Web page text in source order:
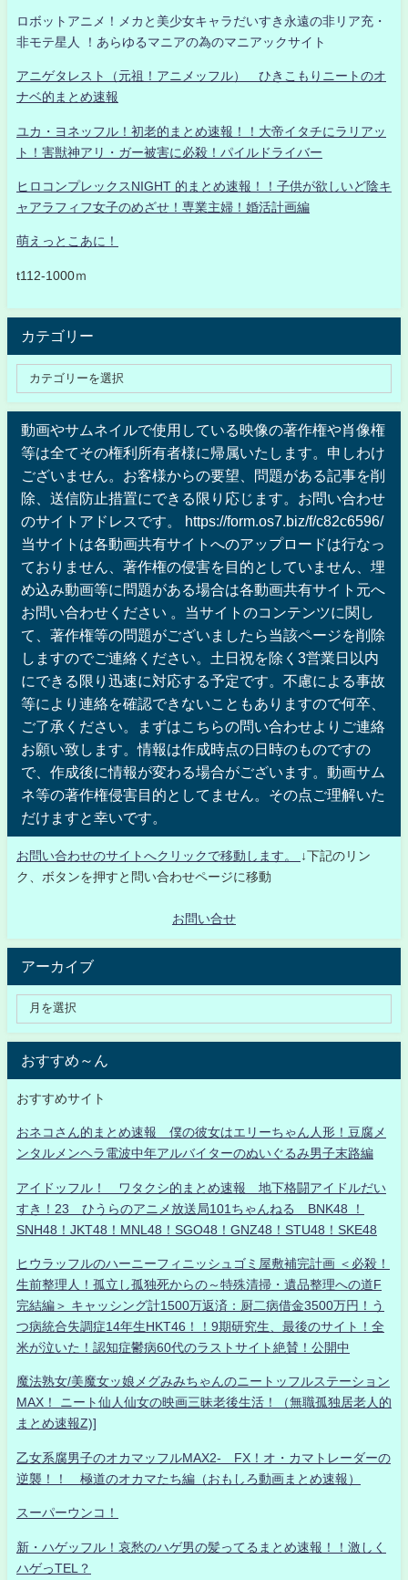
ロボットアニメ！メカと美少女キャラだいすき永遠の非リア充・
非モテ星人 ！あらゆるマニアの為のマニアックサイト
アニゲタレスト（元祖！アニメッフル） ひきこもりニートのオ
ナベ的まとめ速報
ユカ・ヨネッフル！初老的まとめ速報！！大帝イタチにラリアッ
ト！害獣神アリ・ガー被害に必殺！パイルドライバー
ヒロコンプレックスNIGHT 的まとめ速報！！子供が欲しいど陰キ
ャアラフィフ女子のめざせ！専業主婦！婚活計画編
萌えっとこあに！
t112-1000ｍ
カテゴリー
動画やサムネイルで使用している映像の著作権や肖像権
等は全てその権利所有者様に帰属いたします。申しわけ
ございません。お客様からの要望、問題がある記事を削
除、送信防止措置にできる限り応じます。お問い合わせ
のサイトアドレスです。 https://form.os7.biz/f/c82c6596/
当サイトは各動画共有サイトへのアップロードは行なっ
ておりません、著作権の侵害を目的としていません、埋
め込み動画等に問題がある場合は各動画共有サイト元へ
お問い合わせください 。当サイトのコンテンツに関し
て、著作権等の問題がございましたら当該ページを削除
しますのでご連絡ください。土日祝を除く3営業日以内
にできる限り迅速に対応する予定です。不慮による事故
等により連絡を確認できないこともありますので何卒、
ご了承ください。まずはこちらの問い合わせよりご連絡
お願い致します。情報は作成時点の日時のものですの
で、作成後に情報が変わる場合がございます。動画サム
ネ等の著作権侵害目的としてません。その点ご理解いた
だけますと幸いです。
お問い合わせのサイトへクリックで移動します。
↓下記のリン
ク、ボタンを押すと問い合わせページに移動
お問い合せ
アーカイブ
おすすめ～ん
おすすめサイト
おネコさん的まとめ速報 僕の彼女はエリーちゃん人形！豆腐メ
ンタルメンヘラ電波中年アルバイターのぬいぐるみ男子末路編
アイドッフル！ ワタクシ的まとめ速報 地下格闘アイドルだい
すき！23 ひうらのアニメ放送局101ちゃんねる BNK48 ！
SNH48！JKT48！MNL48！SGO48！GNZ48！STU48！SKE48
ヒウラッフルのハーニーフィニッシュゴミ屋敷補完計画 ＜必殺！
生前整理人！孤立し孤独死からの～特殊清掃・遺品整理への道F
完結編＞ キャッシング計1500万返済：厨二病借金3500万円！う
つ病統合失調症14年生HKT46！！9期研究生、最後のサイト！全
米が泣いた！認知症鬱病60代のラストサイト絶賛！公開中
魔法熟女/美魔女ッ娘メグみみちゃんのニートッフルステーション
MAX！ ニート仙人仙女の映画三昧老後生活！（無職孤独居老人的
まとめ速報Z)]
乙女系腐男子のオカマッフルMAX2- FX！オ・カマトレーダーの
逆襲！！ 極道のオカマたち編（おもしろ動画まとめ速報）
スーパーウンコ！
新・ハゲッフル！哀愁のハゲ男の髪ってるまとめ速報！！激しく
ハゲっTEL？